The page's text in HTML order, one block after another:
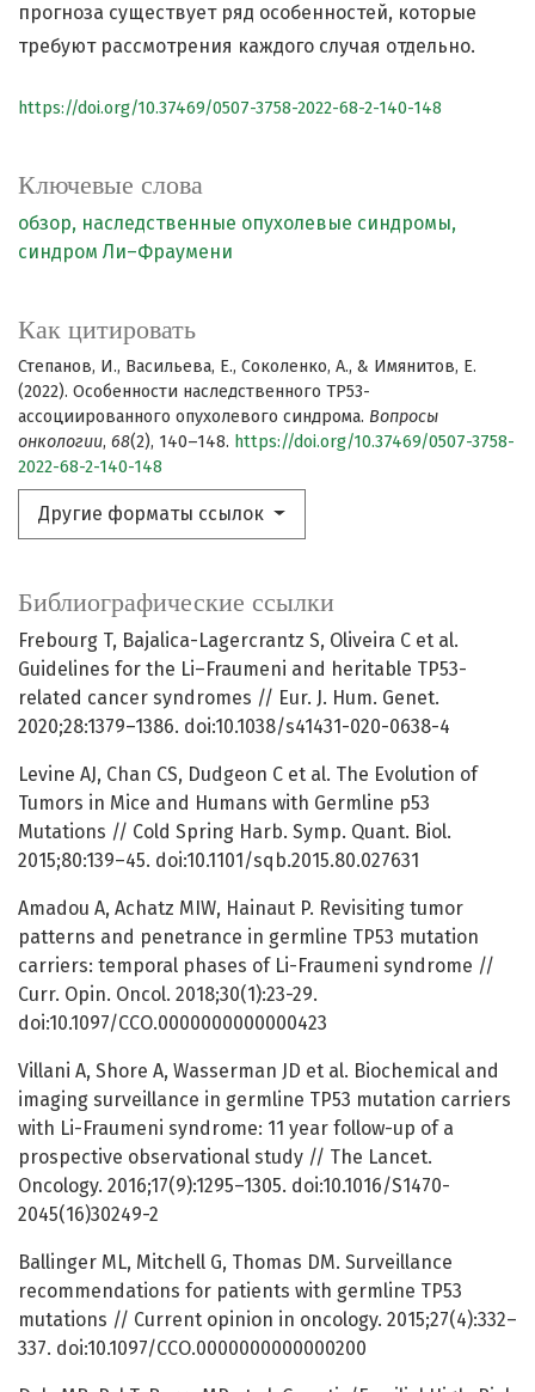
Ключевые слова
обзор, наследственные опухолевые синдромы,
синдром Ли–Фраумени
Как цитировать
Степанов, И., Васильева, Е., Соколенко, А., & Имянитов, Е.
(2022). Особенности наследственного TP53-
ассоциированного опухолевого синдрома. Вопросы
онкологии, 68(2), 140–148. https://doi.org/10.37469/0507-3758-
2022-68-2-140-148
Другие форматы ссылок
прогноза существует ряд особенностей, которые
требуют рассмотрения каждого случая отдельно.
https://doi.org/10.37469/0507-3758-2022-68-2-140-148
Библиографические ссылки
Frebourg T, Bajalica-Lagercrantz S, Oliveira C et al.
Guidelines for the Li–Fraumeni and heritable TP53-
related cancer syndromes // Eur. J. Hum. Genet.
2020;28:1379–1386. doi:10.1038/s41431-020-0638-4
Levine AJ, Chan CS, Dudgeon C et al. The Evolution of
Tumors in Mice and Humans with Germline p53
Mutations // Cold Spring Harb. Symp. Quant. Biol.
2015;80:139–45. doi:10.1101/sqb.2015.80.027631
Amadou A, Achatz MIW, Hainaut P. Revisiting tumor
patterns and penetrance in germline TP53 mutation
carriers: temporal phases of Li-Fraumeni syndrome //
Curr. Opin. Oncol. 2018;30(1):23-29.
doi:10.1097/CCO.0000000000000423
Villani A, Shore A, Wasserman JD et al. Biochemical and
imaging surveillance in germline TP53 mutation carriers
with Li-Fraumeni syndrome: 11 year follow-up of a
prospective observational study // The Lancet.
Oncology. 2016;17(9):1295–1305. doi:10.1016/S1470-
2045(16)30249-2
Ballinger ML, Mitchell G, Thomas DM. Surveillance
recommendations for patients with germline TP53
mutations // Current opinion in oncology. 2015;27(4):332–
337. doi:10.1097/CCO.0000000000000200